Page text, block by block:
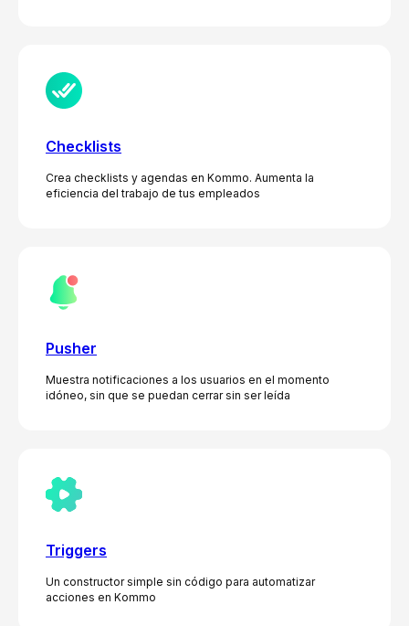
Checklists
Crea checklists y agendas en Kommo. Aumenta la
eficiencia del trabajo de tus empleados
Pusher
Muestra notificaciones a los usuarios en el momento
idóneo, sin que se puedan cerrar sin ser leída
Triggers
Un constructor simple sin código para automatizar
acciones en Kommo